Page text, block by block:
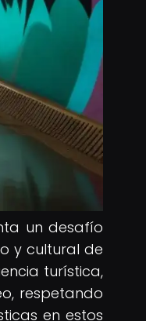
un desafío
y cultural de
turística,
respetando
en estos